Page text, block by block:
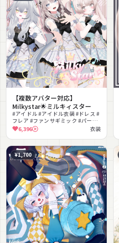
【複数アバター対応】
Milkystar🌟ミルキィスター
#アイドル #アイドル衣装 #ドレス #
フレア #ファンサギミック #パーテ
ィクル #キラキラ #リボン #MA対応
#lilToon対応
6,396 衣装
¥1,700